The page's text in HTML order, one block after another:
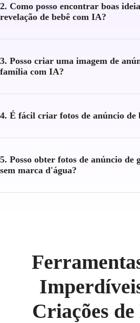
2. Como posso encontrar boas
revelação de bebê com IA?
3. Posso criar uma imagem de
família com IA?
4. É fácil criar fotos de anúncio de
5. Posso obter fotos de anúncio de
sem marca d'água?
Criações de